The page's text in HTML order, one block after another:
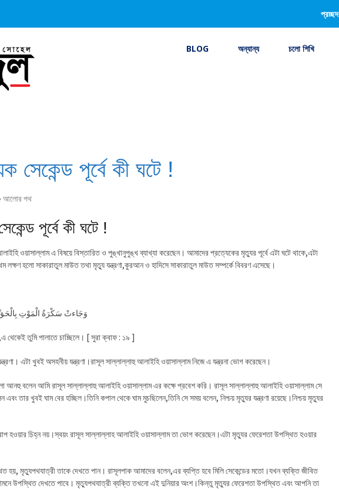
প্রচ্ছদ
BLOG অন্যান্য চলো শিখি
সেকেন্ড পূর্বে কী ঘটে !
আলোর পথ
পূর্বে কী ঘটে !
ওয়াসাল্লাম এ বিষয়ে বিস্তারিত ও পুঙ্খানুপুঙ্খ ব্যাখ্যা করেছেন। আমাদের প্রত্যেকের মৃত্যুর পূর্বে এটা ঘটে থাকে,এটা
হলো সাকারাতুল মাউত তথা মৃত্যু যন্ত্রণা,কুরআন ও হাদিসে সাকারাতুল মাউত সম্পর্কে বিবরণ এসেছে।
وَجَاءتْ سَكْرَةُ الْمَوْتِ
থেকেই তুমি পালাতে চাচ্ছিলে। [ সুরা ক্বাফ : ১৯ ]
এটা খুবই অসহনীয় যন্ত্রণা।রাসূল সাল্লাল্লাহু আলাইহি ওয়াসাল্লাম নিজে এ যন্ত্রনা ভোগ করেছেন।
আনহু বলেন আমি রাসূল সাল্লাল্লাহু আলাইহি ওয়াসাল্লাম এর কক্ষে প্রবেশ করি। রাসূল সাল্লাল্লাহু আলাইহি ওয়াসাল্লাম সে
এবং তার খুবই ঘাম বের হচ্ছিল।তিনি কপাল থেকে ঘাম মুচছিলেন,তিনি সে সময় বলেন, নিশ্চয় মৃত্যুর যন্ত্রণা রয়েছে।নিশ্চয় মৃত্যুর
হওয়ার চিহ্ন নয়।স্বয়ং রাসূল সাল্লাল্লাহ আলাইহি ওয়াসাল্লাম তা ভোগ করেছেন।এটা মৃত্যুর ফেরেশতা উপস্থিত হওয়ার
হয়, মৃত্যুপথযাত্রী তাকে দেখতে পান। রাসূলপাক আমাদের বলেন,এর ব্যপ্তি হবে মিলি সেকেন্ডের মতো।যখন ব্যক্তি জীবিত
উপস্থিত দেখতে পাবে। মৃত্যুপথযাত্রী ব্যক্তি তখনো এই দুনিয়ার অংশ।কিন্তু মৃত্যুর ফেরেশতা উপস্থিত এবং আপনি তা